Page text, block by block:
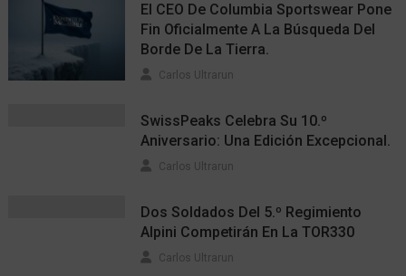
El CEO De Columbia Sportswear Pone
Fin Oficialmente A La Búsqueda Del
Borde De La Tierra.
Carlos Ultrarun
SwissPeaks Celebra Su 10.º
Aniversario: Una Edición Excepcional.
Carlos Ultrarun
Dos Soldados Del 5.º Regimiento
Alpini Competirán En La TOR330
Carlos Ultrarun